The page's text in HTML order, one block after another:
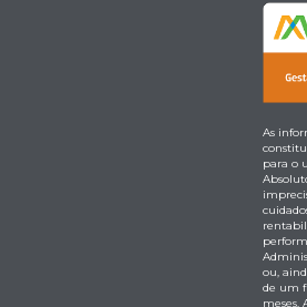
As
para o
ou,
de um
meses.